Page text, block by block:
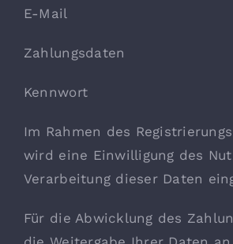
E-Mail
Zahlungsdaten
Kennwort
Im Rahmen des
wird eine Einwilligung des
Verarbeitung dieser Daten
Für die Abwicklung des